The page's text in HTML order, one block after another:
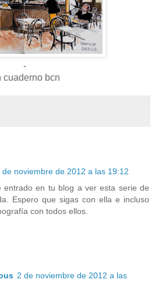
-
cuaderno bcn
de noviembre de 2012 a las 19:12
entrado en tu blog a ver esta serie de
Espero que sigas con ella e incluso
con todos ellos.
2 de noviembre de 2012 a las